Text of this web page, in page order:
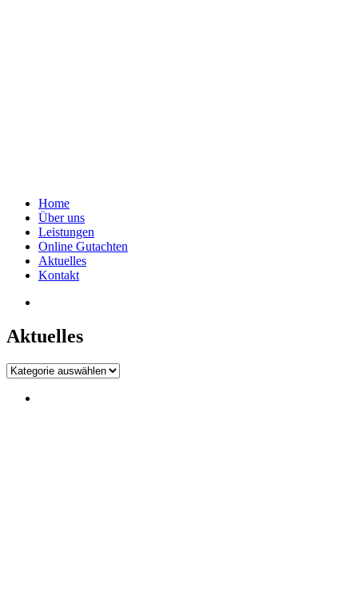
Home
Über uns
Leistungen
Online Gutachten
Aktuelles
Kontakt
Aktuelles